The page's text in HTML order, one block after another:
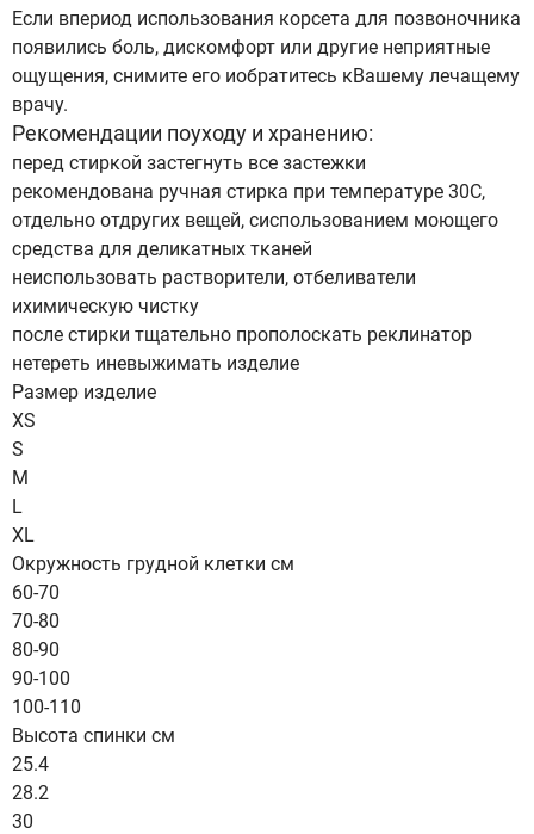
Если впериод использования корсета для позвоночника
появились боль, дискомфорт или другие неприятные
ощущения, снимите его иобратитесь кВашему лечащему
врачу.
Рекомендации поуходу и хранению:
перед стиркой застегнуть все застежки
рекомендована ручная стирка при температуре 30C,
отдельно отдругих вещей, сиспользованием моющего
средства для деликатных тканей
неиспользовать растворители, отбеливатели
ихимическую чистку
после стирки тщательно прополоскать реклинатор
нетереть иневыжимать изделие
Размер изделие
XS
S
M
L
XL
Окружность грудной клетки см
60-70
70-80
80-90
90-100
100-110
Высота спинки см
25.4
28.2
30